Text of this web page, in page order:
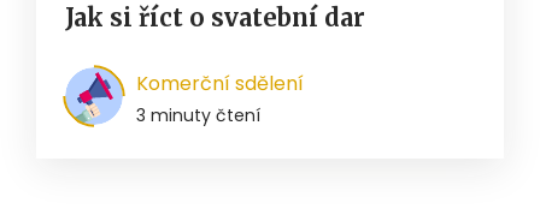
Jak si říct o svatební dar
Komerční sdělení
3 minuty čtení